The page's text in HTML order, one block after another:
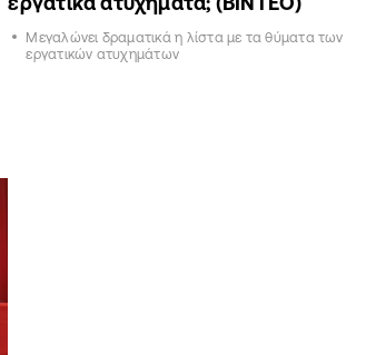
Μεγαλώνει δραματικά η λίστα με τα θύματα των
εργατικών ατυχημάτων